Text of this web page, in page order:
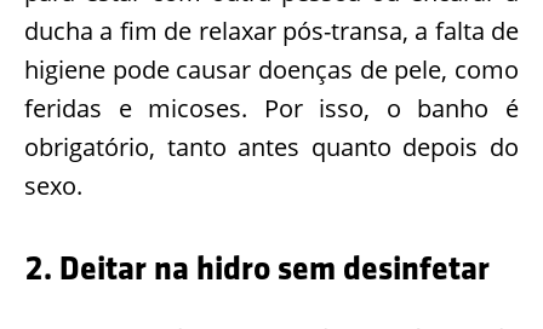
ducha a fim de relaxar pós-transa, a falta de
higiene pode causar doenças de pele, como
feridas e micoses. Por isso, o banho é
obrigatório, tanto antes quanto depois do
sexo.
2. Deitar na hidro sem desinfetar